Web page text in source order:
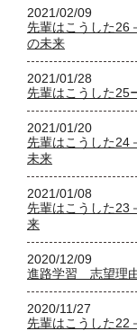
2021/02/09
先輩はこうした26
の未来
2021/01/28
先輩はこうした25
2021/01/20
先輩はこうした24
未来
2021/01/08
先輩はこうした23
来
2020/12/09
進路学習 志望理
2020/11/27
先輩はこうした22